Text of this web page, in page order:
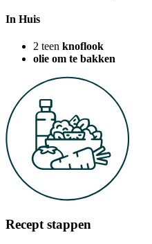
In Huis
2 teen knoflook
olie om te bakken
Recept stappen